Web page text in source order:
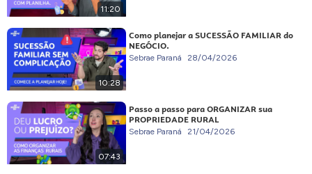
11:20
10:28
Como planejar a SUCESSÃO FAMILIAR do
NEGÓCIO.
Sebrae Paraná 28/04/2026
07:43
Passo a passo para ORGANIZAR sua
PROPRIEDADE RURAL
Sebrae Paraná 21/04/2026